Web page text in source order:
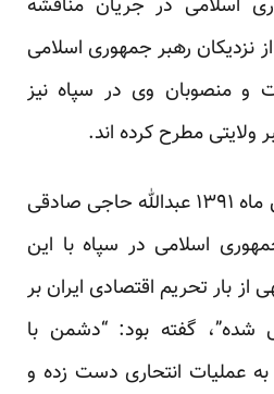
اسلامی در جریان مناقشه
نزدیکان رهبر جمهوری اسلامی
و منصوبان وی در سپاه نیز
ولایتی مطرح کرده اند.
از جمله پیش تر در بهمن ماه ۱۳۹۱ عبدالله حاجی صادقی
اسلامی در سپاه با این
بار تحریم اقتصادی ایران بر
گفته بود: “دشمن با
به عملیات انتحاری دست زده و